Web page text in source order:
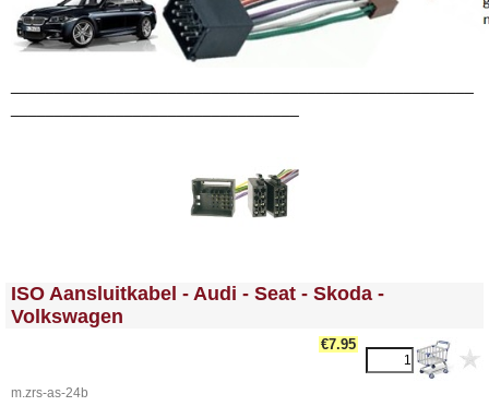
<!-- MakeFullWidth0 --><!-- MakeFullWidth1 --><!-- MakeFullWidth2 --><!-- MakeFullWidth3 --><!-- MakeFullWidth4 --><!-- MakeFullWidth5 --><!-- MakeFullWidth6 --><!-- MakeFullWidth7 --><!-- MakeFullWidth8 --><!-- MakeFullWidth9 --><!-- MakeFullWidth10 --><!-- MakeFullWidth11 --><!-- MakeFullWidth12 --><!-- MakeFullWidth13 --><!-- MakeFullWidth14 --><!-- MakeFullWidth15 --><!-- MakeFullWidth16 --><!-- MakeFullWidth17 --><!-- MakeFullWidth18 --><!-- MakeFullWidth19 -->
ISO Aansluitkabel - Audi - Seat - Skoda -
Volkswagen
€7.95
m.zrs-as-24b